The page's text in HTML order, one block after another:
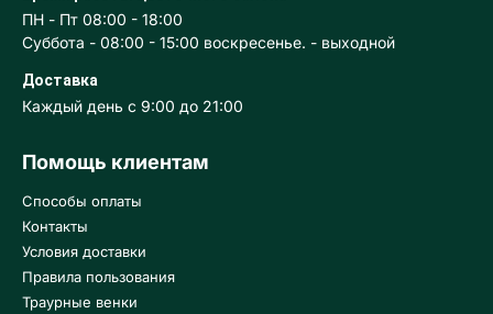
ПН - Пт 08:00 - 18:00
Суббота - 08:00 - 15:00 воскресенье. - выходной
Доставка
Каждый день с 9:00 до 21:00
Помощь клиентам
Способы оплаты
Контакты
Условия доставки
Правила пользования
Траурные венки